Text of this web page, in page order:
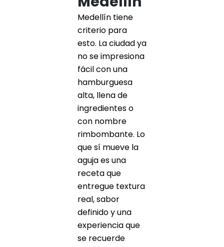
Medellín tiene
criterio para
esto. La ciudad ya
no se impresiona
fácil con una
hamburguesa
alta, llena de
ingredientes o
con nombre
rimbombante. Lo
que sí mueve la
aguja es una
receta que
entregue textura
real, sabor
definido y una
experiencia que
se recuerde